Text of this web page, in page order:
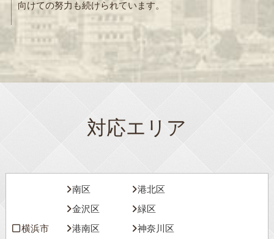
向けての努力も続けられています。
対応エリア
横浜市
南区
港北区
金沢区
緑区
港南区
神奈川区